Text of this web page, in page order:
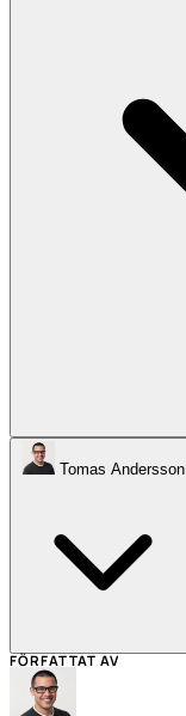
Tomas Andersson
FÖRFATTAT AV